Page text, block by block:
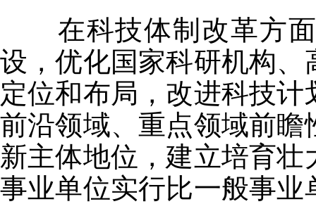
在科技体制改革方面
设，优化国家科研机构
定位和布局，改进科技
前沿领域、重点领域前
新主体地位，建立培育
事业单位实行比一般事